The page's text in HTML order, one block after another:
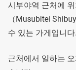
시부야역 근처에
（Musubitei
수 있는 가게입니다.
근처에서 일하는